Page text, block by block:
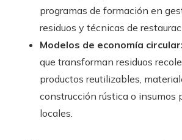
programas de formación en
residuos y técnicas de
Modelos de economía circular:
que transforman residuos
productos reutilizables,
construcción rústica o insumos
locales.